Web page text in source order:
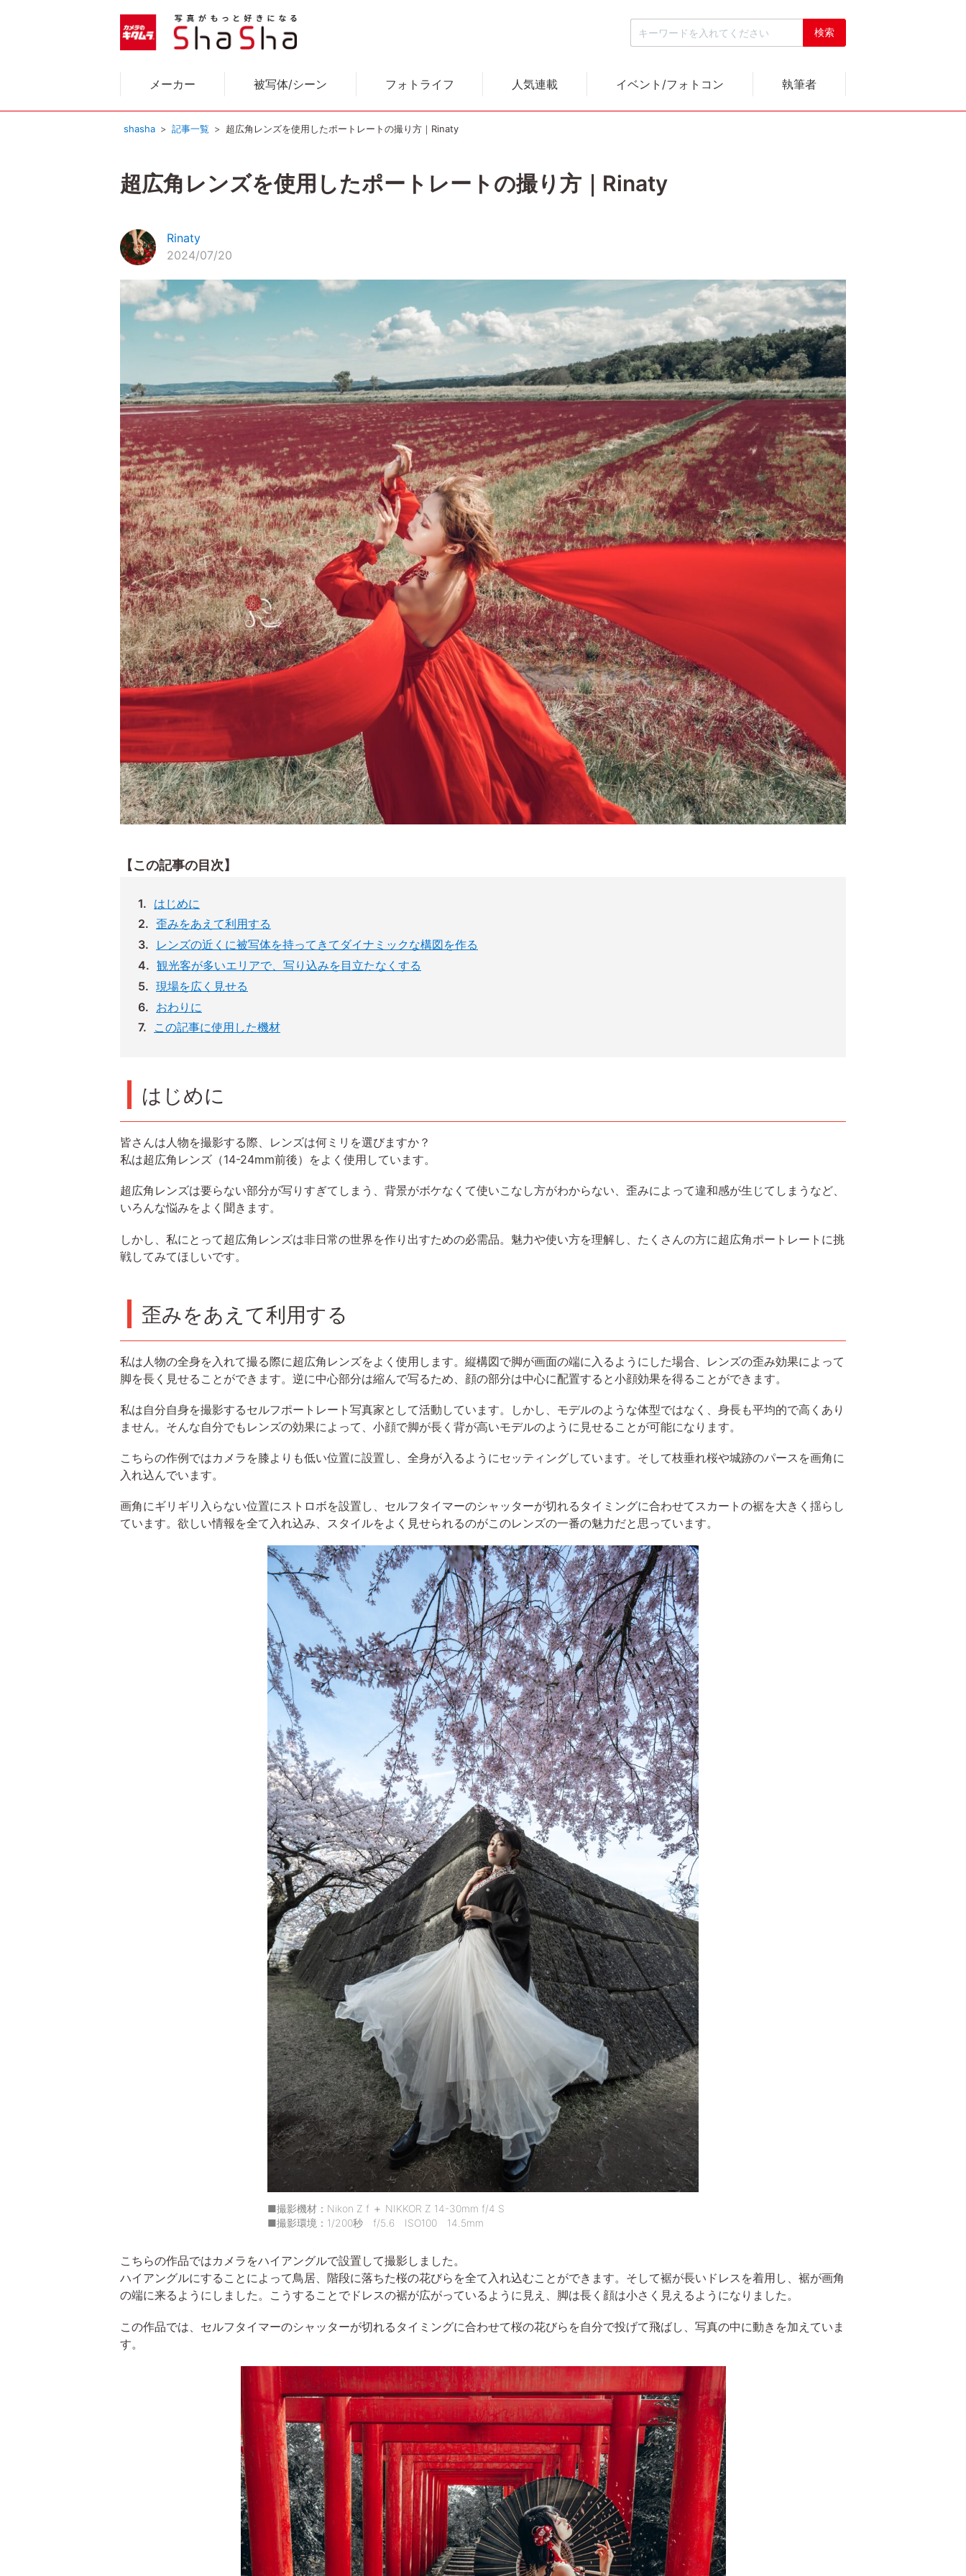
メーカー 被写体/シーン フォトライフ 人気連載 イベント/フォトコン 執筆者
shasha 記事一覧 超広角レンズを使用したポートレートの撮り方｜Rinaty
超広角レンズを使用したポートレートの撮り方｜Rinaty
Rinaty
2024/07/20
【この記事の目次】
はじめに
歪みをあえて利用する
レンズの近くに被写体を持ってきてダイナミックな構図を作る
観光客が多いエリアで、写り込みを目立たなくする
現場を広く見せる
おわりに
この記事に使用した機材
はじめに
皆さんは人物を撮影する際、レンズは何ミリを選びますか？
私は超広角レンズ（14-24mm前後）をよく使用しています。
超広角レンズは要らない部分が写りすぎてしまう、背景がボケなくて使いこなし方がわからない、歪みによって違和感が生じてしまうなど、
いろんな悩みをよく聞きます。
しかし、私にとって超広角レンズは非日常の世界を作り出すための必需品。魅力や使い方を理解し、たくさんの方に超広角ポートレートに挑
戦してみてほしいです。
歪みをあえて利用する
私は人物の全身を入れて撮る際に超広角レンズをよく使用します。縦構図で脚が画面の端に入るようにした場合、レンズの歪み効果によって
脚を長く見せることができます。逆に中心部分は縮んで写るため、顔の部分は中心に配置すると小顔効果を得ることができます。
私は自分自身を撮影するセルフポートレート写真家として活動しています。しかし、モデルのような体型ではなく、身長も平均的で高くあり
ません。そんな自分でもレンズの効果によって、小顔で脚が長く背が高いモデルのように見せることが可能になります。
こちらの作例ではカメラを膝よりも低い位置に設置し、全身が入るようにセッティングしています。そして枝垂れ桜や城跡のパースを画角に
入れ込んでいます。
画角にギリギリ入らない位置にストロボを設置し、セルフタイマーのシャッターが切れるタイミングに合わせてスカートの裾を大きく揺らし
ています。欲しい情報を全て入れ込み、スタイルをよく見せられるのがこのレンズの一番の魅力だと思っています。
■撮影機材：Nikon Z f ＋ NIKKOR Z 14-30mm f/4 S
■撮影環境：1/200秒 f/5.6 ISO100 14.5mm
こちらの作品ではカメラをハイアングルで設置して撮影しました。
ハイアングルにすることによって鳥居、階段に落ちた桜の花びらを全て入れ込むことができます。そして裾が長いドレスを着用し、裾が画角
の端に来るようにしました。こうすることでドレスの裾が広がっているように見え、脚は長く顔は小さく見えるようになりました。
この作品では、セルフタイマーのシャッターが切れるタイミングに合わせて桜の花びらを自分で投げて飛ばし、写真の中に動きを加えていま
す。